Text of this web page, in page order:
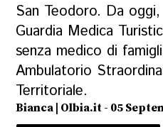
San Teodoro. Da
Guardia Medica
senza medico di
Ambulatorio
Territoriale.
Bianca | Olbia.it - 05